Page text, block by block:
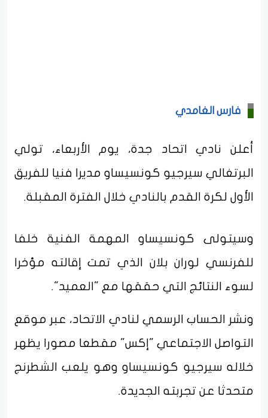
فارس الغامدي
أعلن نادي اتحاد جدة، يوم الأربعاء، تولي
البرتغالي سيرجيو كونسيساو مديرا فنيا للفريق
الأول لكرة القدم بالنادي خلال الفترة المقبلة.
وسيتولى كونسيساو المهمة الفنية خلفا
للفرنسي لوران بلان الذي تمت إقالته مؤخرا
لسوء النتائج التي حققها مع "العميد".
ونشر الحساب الرسمي لنادي الاتحاد، عبر موقع
التواصل الاجتماعي "إكس" مقطعا مصورا يظهر
خلاله سيرجيو كونسيساو وهو يلعب الشطرنج
متحدثا عن تجربته الجديدة.